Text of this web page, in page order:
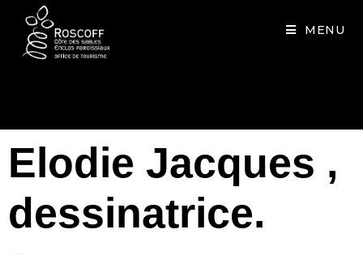
MENU
Elodie Jacques ,
dessinatrice.
Cookies management panel